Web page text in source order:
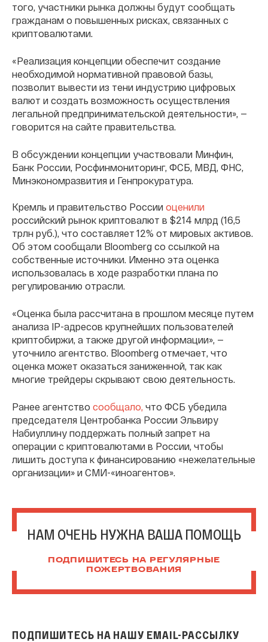
того, участники рынка должны будут сообщать
гражданам о повышенных рисках, связанных с
криптовалютами.
«Реализация концепции обеспечит создание
необходимой нормативной правовой базы,
позволит вывести из тени индустрию цифровых
валют и создать возможность осуществления
легальной предпринимательской деятельности», —
говорится на сайте правительства.
В обсуждении концепции участвовали Минфин,
Банк России, Росфинмониторинг, ФСБ, МВД, ФНС,
Минэкономразвития и Генпрокуратура.
Кремль и правительство России оценили
российский рынок криптовалют в $214 млрд (16,5
трлн руб.), что составляет 12% от мировых активов.
Об этом сообщали Bloomberg со ссылкой на
собственные источники. Именно эта оценка
использовалась в ходе разработки плана по
регулированию отрасли.
«Оценка была рассчитана в прошлом месяце путем
анализа IP-адресов крупнейших пользователей
криптобиржи, а также другой информации», —
уточнило агентство. Bloomberg отмечает, что
оценка может оказаться заниженной, так как
многие трейдеры скрывают свою деятельность.
Ранее агентство сообщало, что ФСБ убедила
председателя Центробанка России Эльвиру
Набиуллину поддержать полный запрет на
операции с криптовалютами в России, чтобы
лишить доступа к финансированию «нежелательные
организации» и СМИ-«иноагентов».
НАМ ОЧЕНЬ НУЖНА ВАША ПОМОЩЬ
ПОДПИШИТЕСЬ НА РЕГУЛЯРНЫЕ
ПОЖЕРТВОВАНИЯ
ПОДПИШИТЕСЬ НА НАШУ EMAIL-РАССЫЛКУ